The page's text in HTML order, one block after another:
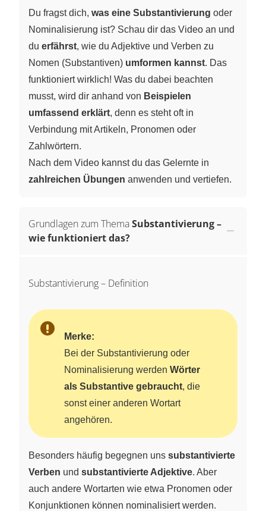
Du fragst dich, was eine Substantivierung oder
Nominalisierung ist? Schau dir das Video an und
du erfährst, wie du Adjektive und Verben zu
Nomen (Substantiven) umformen kannst. Das
funktioniert wirklich! Was du dabei beachten
musst, wird dir anhand von Beispielen
umfassend erklärt, denn es steht oft in
Verbindung mit Artikeln, Pronomen oder
Zahlwörtern.
Nach dem Video kannst du das Gelernte in
zahlreichen Übungen anwenden und vertiefen.
Grundlagen zum ThemaSubstantivierung –
wie funktioniert das?
Substantivierung – Definition
Merke:
Bei der Substantivierung oder
Nominalisierung werden Wörter
als Substantive gebraucht, die
sonst einer anderen Wortart
angehören.
Besonders häufig begegnen uns substantivierte
Verben und substantivierte Adjektive. Aber
auch andere Wortarten wie etwa Pronomen oder
Konjunktionen können nominalisiert werden.